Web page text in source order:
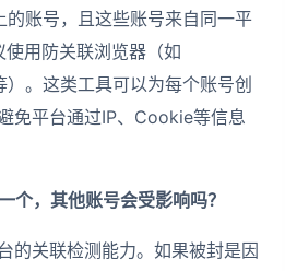
账号，且这些账号来自同一平
用防关联浏览器（如
。这类工具可以为每个账号创
免平台通过IP、Cookie等信息
个，其他账号会受影响吗？
的关联检测能力。如果被封是因